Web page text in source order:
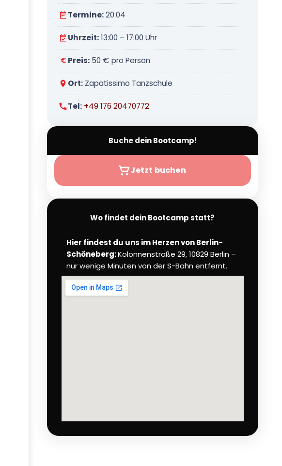
Termine:20.04
Uhrzeit:13:00 – 17:00 Uhr
Preis:50 € pro Person
Ort:Zapatissimo Tanzschule
Tel: +49 176 20470772
Buche dein Bootcamp!
Jetzt buchen
Wo findet dein Bootcamp statt?
Hier findest du uns im Herzen von Berlin-
Schöneberg:Kolonnenstraße 29, 10829 Berlin –
nur wenige Minuten von der S-Bahn entfernt.